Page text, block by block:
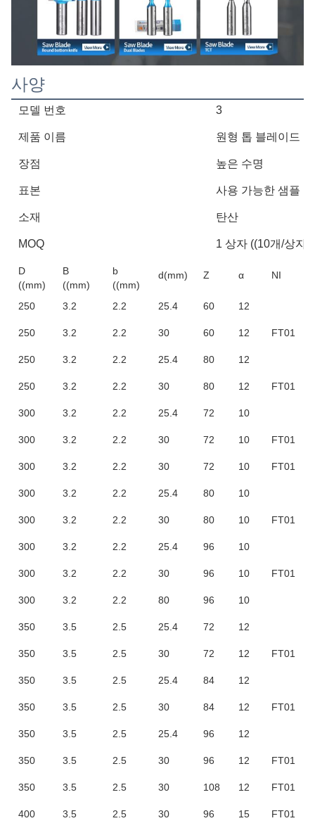
사양
모델 번호 3
제품 이름 원형 톱 블레이드
장점 높은 수명
표본 사용 가능한 샘플
소재 탄산
MOQ 1 상자 ((10개/상자)
D
((mm)
B
((mm)
b
((mm)
d(mm) Z α NI
250 3.2 2.2 25.4 60 12
250 3.2 2.2 30 60 12 FT01
250 3.2 2.2 25.4 80 12
250 3.2 2.2 30 80 12 FT01
300 3.2 2.2 25.4 72 10
300 3.2 2.2 30 72 10 FT01
300 3.2 2.2 30 72 10 FT01
300 3.2 2.2 25.4 80 10
300 3.2 2.2 30 80 10 FT01
300 3.2 2.2 25.4 96 10
300 3.2 2.2 30 96 10 FT01
300 3.2 2.2 80 96 10
350 3.5 2.5 25.4 72 12
350 3.5 2.5 30 72 12 FT01
350 3.5 2.5 25.4 84 12
350 3.5 2.5 30 84 12 FT01
350 3.5 2.5 25.4 96 12
350 3.5 2.5 30 96 12 FT01
350 3.5 2.5 30 108 12 FT01
400 3.5 2.5 30 96 15 FT01